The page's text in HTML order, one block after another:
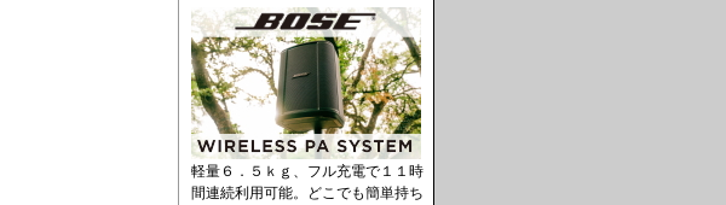
軽量６．５ｋｇ、フル充電で１１時
間連続利用可能。どこでも簡単持ち